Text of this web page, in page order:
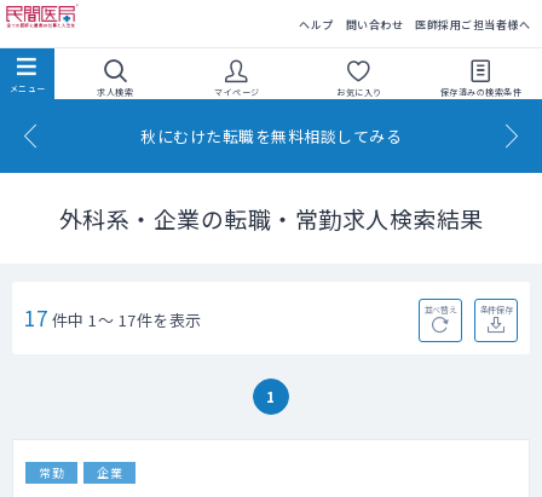
ヘルプ 問い合わせ 医師採用ご担当者様へ
求人検索 マイページ お気に入り 保存済みの検索条件
秋にむけた転職を無料相談してみる
外科系・企業の転職・常勤求人検索結果
17 件中 1～ 17件を表示 並べ替え 条件保存
1
常勤 企業